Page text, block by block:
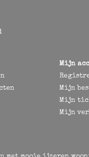
Mijn
Mijn
Mijn
Mijn